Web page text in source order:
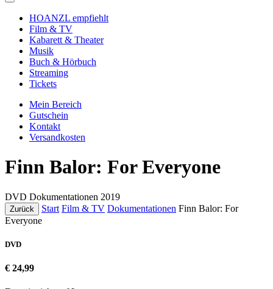
HOANZL empfiehlt
Film & TV
Kabarett & Theater
Musik
Buch & Hörbuch
Streaming
Tickets
Mein Bereich
Gutschein
Kontakt
Versandkosten
Finn Balor: For Everyone
DVD Dokumentationen 2019
Zurück Start Film & TV Dokumentationen Finn Balor: For
Everyone
DVD
€ 24,99